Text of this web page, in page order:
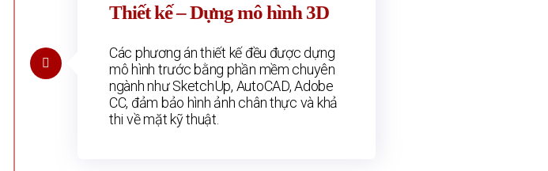
Thiết kế – Dựng mô hình 3D
Các phương án thiết kế đều được dựng
mô hình trước bằng phần mềm chuyên
ngành như SketchUp, AutoCAD, Adobe
CC, đảm bảo hình ảnh chân thực và khả
thi về mặt kỹ thuật.